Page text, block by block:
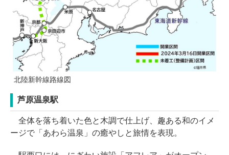
北陸新幹線路線図
芦原温泉駅
全体を落ち着いた色と木調で仕上げ、趣ある和のイメ
ージで「あわら温泉」の癒やしと旅情を表現。